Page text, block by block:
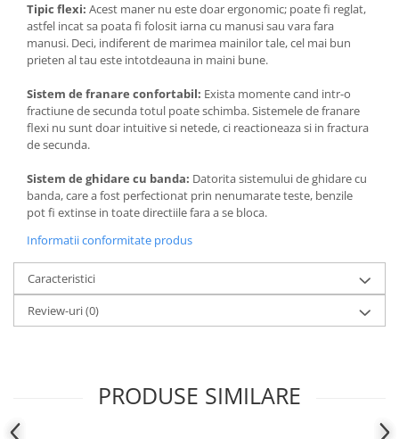
Tipic flexi: Acest maner nu este doar ergonomic; poate fi reglat,
astfel incat sa poata fi folosit iarna cu manusi sau vara fara
manusi. Deci, indiferent de marimea mainilor tale, cel mai bun
prieten al tau este intotdeauna in maini bune.
Sistem de franare confortabil: Exista momente cand intr-o
fractiune de secunda totul poate schimba. Sistemele de franare
flexi nu sunt doar intuitive si netede, ci reactioneaza si in fractura
de secunda.
Sistem de ghidare cu banda: Datorita sistemului de ghidare cu
banda, care a fost perfectionat prin nenumarate teste, benzile
pot fi extinse in toate directiile fara a se bloca.
Informatii conformitate produs
Caracteristici
Review-uri(0)
PRODUSE SIMILARE